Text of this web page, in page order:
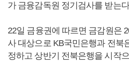
가 금융감독원 정기검사를 받는
22일 금융권에 따르면 금감원은
사 대상으로 KB국민은행과 전북
정하고 상반기 전북은행을 시작